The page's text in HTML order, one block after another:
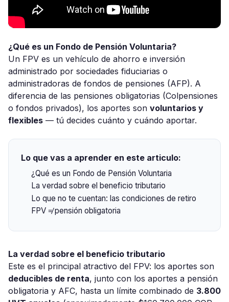
¿Qué es un Fondo de Pensión Voluntaria?
Un FPV es un vehículo de ahorro e inversión
administrado por sociedades fiduciarias o
administradoras de fondos de pensiones (AFP). A
diferencia de las pensiones obligatorias (Colpensiones
o fondos privados), los aportes son voluntarios y
flexibles — tú decides cuánto y cuándo aportar.
Lo que vas a aprender en este articulo:
¿Qué es un Fondo de Pensión Voluntaria
La verdad sobre el beneficio tributario
Lo que no te cuentan: las condiciones de retiro
FPV ≠ pensión obligatoria
La verdad sobre el beneficio tributario
Este es el principal atractivo del FPV: los aportes son
deducibles de renta, junto con los aportes a pensión
obligatoria y AFC, hasta un límite combinado de 3.800